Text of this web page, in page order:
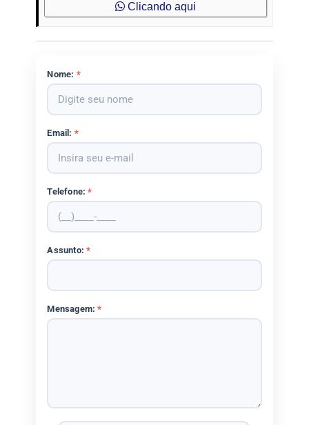
Clicando aqui
Nome: *
Email: *
Telefone:*
Assunto:*
Mensagem:*